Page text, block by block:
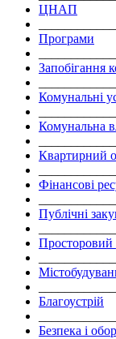
ЦНАП
Програми
Запобігання
Комунальні
Комунальна
Квартирний
Фінансові
Публічні
Просторовий
Благоустрій
Безпека і